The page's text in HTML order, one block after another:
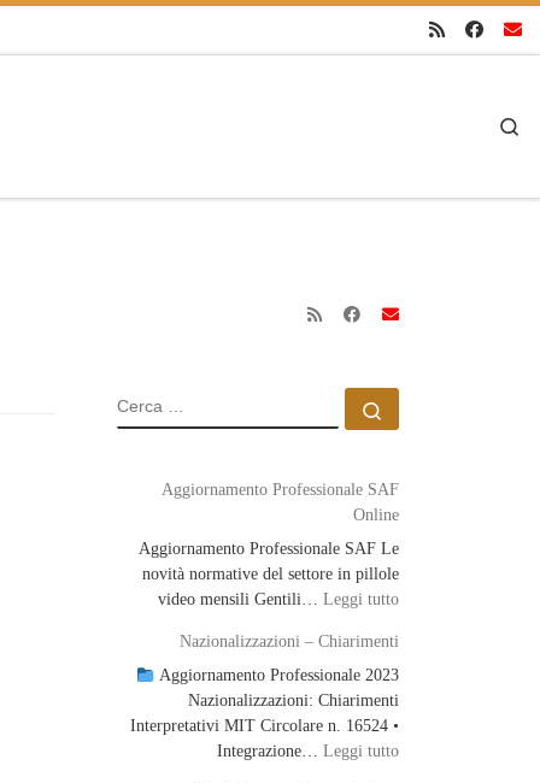
CERCA
Aggiornamento Professionale SAF
Online
Aggiornamento Professionale SAF Le
novità normative del settore in pillole
video mensili Gentili… Leggi tutto: Aggiornamento
Nazionalizzazioni – Chiarimenti
Aggiornamento Professionale 2023
Nazionalizzazioni: Chiarimenti
Interpretativi MIT Circolare n. 16524 •
Integrazione… Leggi tutto: Nazionalizzazioni